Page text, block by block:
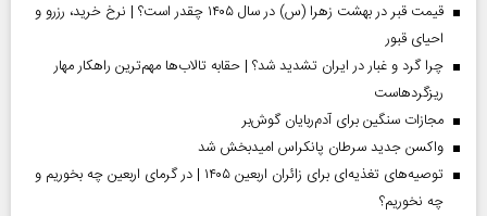
قیمت قبر در بهشت زهرا (س) در سال ۱۴۰۵ چقدر است؟ | نرخ خرید، رزرو و
احیای قبور
چرا گرد و غبار در ایران تشدید شد؟ | حقابه تالاب‌ها مهم‌ترین راهکار مهار
ریزگردهاست
مجازات سنگین برای آدم‌ربایان گوش‌بر
واکسن جدید سرطان پانکراس امیدبخش شد
توصیه‌های تغذیه‌ای برای زائران اربعین ۱۴۰۵ | در گرمای اربعین چه بخوریم و
چه نخوریم؟